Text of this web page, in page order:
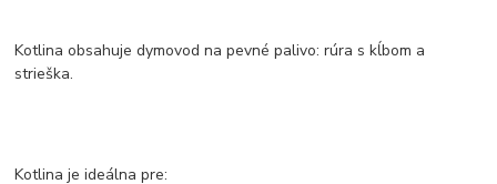
Kotlina obsahuje dymovod na pevné palivo: rúra s kĺbom a
strieška.
Kotlina je ideálna pre: